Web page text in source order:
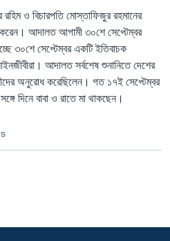
ও বিচারপতি মোস্তাফিজুর রহমানের
আদালত আগামী ৩০শে সেপ্টেম্বর
৩০শে সেপ্টেম্বর একটি ইতিবাচক
আদালত সর্বশেষ শুনানিতে দেশের
অনুরোধ করেছিলেন। গত ১৭ই সেপ্টেম্বর
দিনে বাবা ও রাতে মা থাকছেন।